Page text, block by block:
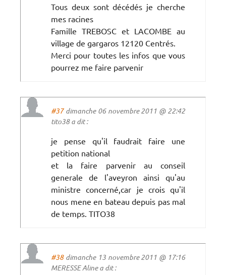
Tous deux sont décédés je cherche
mes racines
Famille TREBOSC et LACOMBE au
village de gargaros 12120 Centrés.
Merci pour toutes les infos que vous
pourrez me faire parvenir
#37dimanche 06 novembre 2011 @ 22:42
tito38 a dit :
je pense qu'il faudrait faire une
petition national
et la faire parvenir au conseil
generale de l'aveyron ainsi qu'au
ministre concerné,car je crois qu'il
nous mene en bateau depuis pas mal
de temps. TITO38
#38dimanche 13 novembre 2011 @ 17:16
MERESSE Aline a dit :